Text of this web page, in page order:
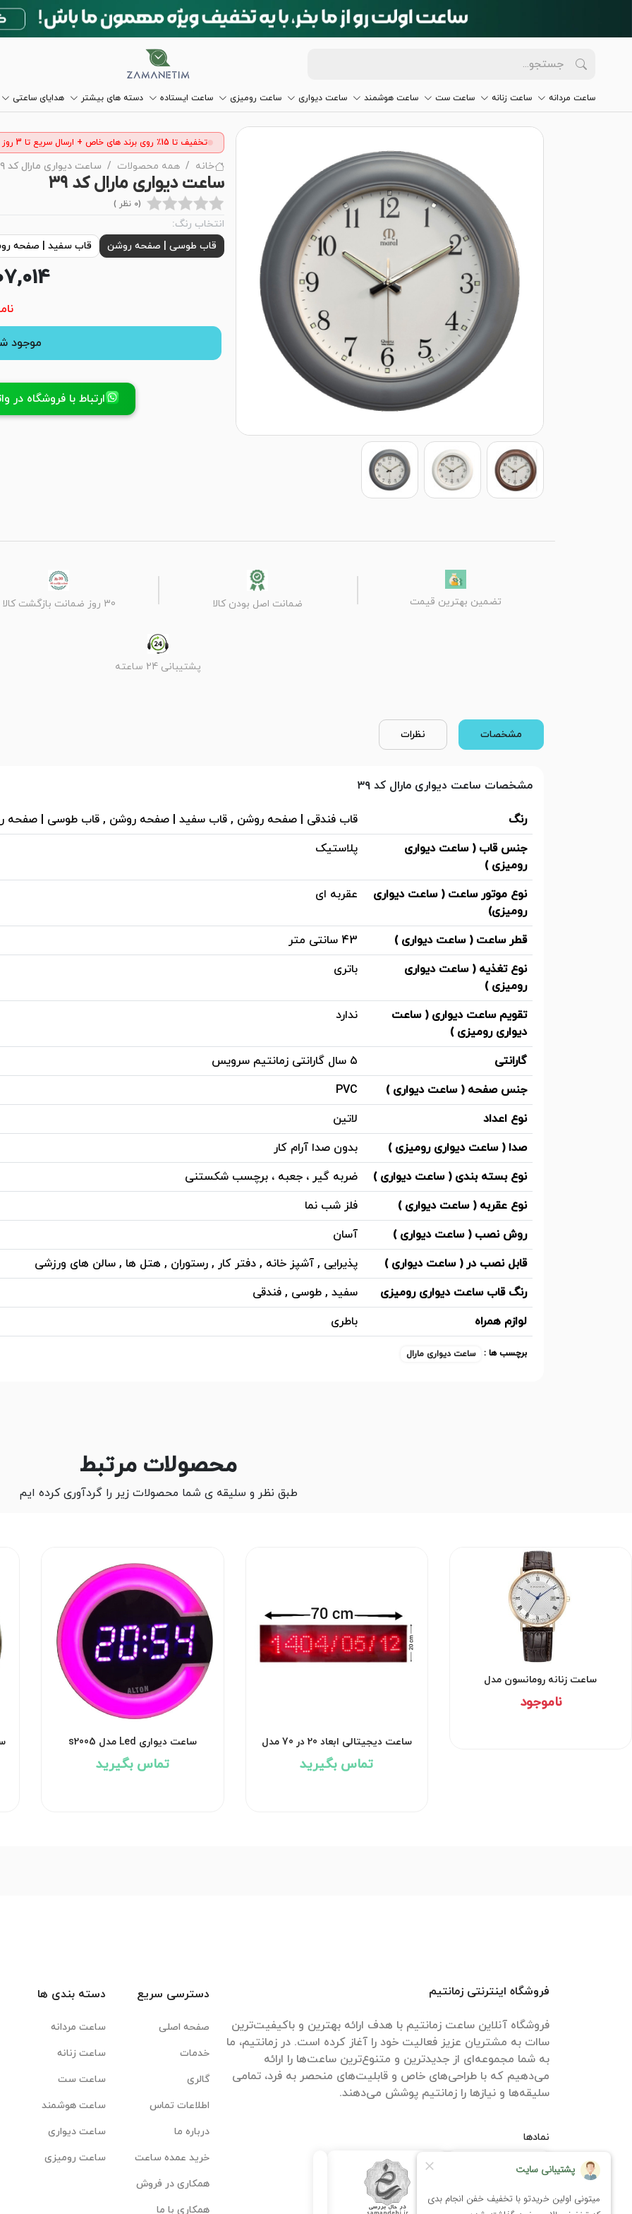
ساعت مردانه ساعت زنانه ساعت ست ساعت هوشمند ساعت دیواری ساعت رومیزی ساعت ایستاده دسته های بیشتر هدایای ساعتی
تخفیف تا 15٪ روی برند های خاص + ارسال سریع تا 3 روز
خانه همه محصولات ساعت دیواری مارال کد ۳۹
ساعت دیواری مارال کد ۳۹
(0 نظر )
انتخاب رنگ:
قاب طوسی | صفحه روشن
قاب سفید | صفحه
موجود
ارتباط با فروشگاه در
تضمین بهترین قیمت ضمانت اصل بودن کالا 30 روز ضمانت بازگشت کالا
پشتیبانی 24 ساعته
مشخصات نظرات
مشخصات ساعت دیواری مارال کد ۳۹
رنگ
قاب فندقی | صفحه روشن , قاب سفید | صفحه روشن , قاب طوسی | صفحه
جنس قاب ( ساعت دیواری
رومیزی )
پلاستیک
نوع موتور ساعت ( ساعت دیواری
رومیزی)
عقربه ای
قطر ساعت ( ساعت دیواری )
43 سانتی متر
نوع تغذیه ( ساعت دیواری
رومیزی )
باتری
تقویم ساعت دیواری ( ساعت
دیواری رومیزی )
ندارد
گارانتی
۵ سال گارانتی زمانتیم سرویس
جنس صفحه ( ساعت دیواری )
PVC
نوع اعداد
لاتین
صدا ( ساعت دیواری رومیزی )
بدون صدا آرام کار
نوع بسته بندی ( ساعت دیواری )
ضربه گیر ، جعبه ، برچسب شکستنی
نوع عقربه ( ساعت دیواری )
فلز شب نما
روش نصب ( ساعت دیواری )
آسان
قابل نصب در ( ساعت دیواری )
پذیرایی , آشپز خانه , دفتر کار , رستوران , هتل ها , سالن های ورزشی
رنگ قاب ساعت دیواری رومیزی
سفید , طوسی , فندقی
لوازم همراه
باطری
برچسب ها : ساعت دیواری مارال
محصولات مرتبط
طبق نظر و سلیقه ی شما محصولات زیر را گردآوری کرده ایم
ساعت زنانه رومانسون مدل
TL1B24DMNRAS5U-W
ناموجود
ساعت دیجیتالی ابعاد 20 در 70 مدل
q569
تماس بگیرید
ساعت دیواری Led مدل s2005
تماس بگیرید
فروشگاه اینترنتی زمانتیم
فروشگاه آنلاین ساعت زمانتیم با هدف ارائه بهترین و باکیفیت‌ترین
ساات‌ به مشتریان عزیز فعالیت خود را آغاز کرده است. در زمانتیم، ما
به شما مجموعه‌ای از جدیدترین و متنوع‌ترین ساعت‌ها را ارائه
می‌دهیم که با طراحی‌های خاص و قابلیت‌های منحصر به فرد، تمامی
سلیقه‌ها و نیازها را زمانتیم پوشش می‌دهند.
نمادها
دسترسی سریع
صفحه اصلی
خدمات
گالری
اطلاعات تماس
درباره ما
خرید عمده ساعت
همکاری در فروش
همکاری با ما
دسته بندی ها
ساعت مردانه
ساعت زنانه
ساعت ست
ساعت هوشمند
ساعت دیواری
ساعت رومیزی